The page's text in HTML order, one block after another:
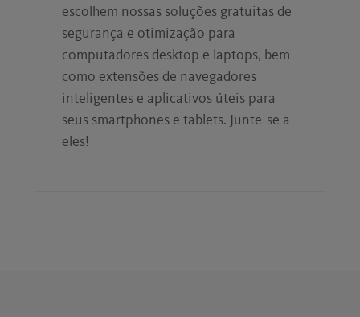
escolhem nossas soluções gratuitas de
segurança e otimização para
computadores desktop e laptops, bem
como extensões de navegadores
inteligentes e aplicativos úteis para
seus smartphones e tablets. Junte-se a
eles!